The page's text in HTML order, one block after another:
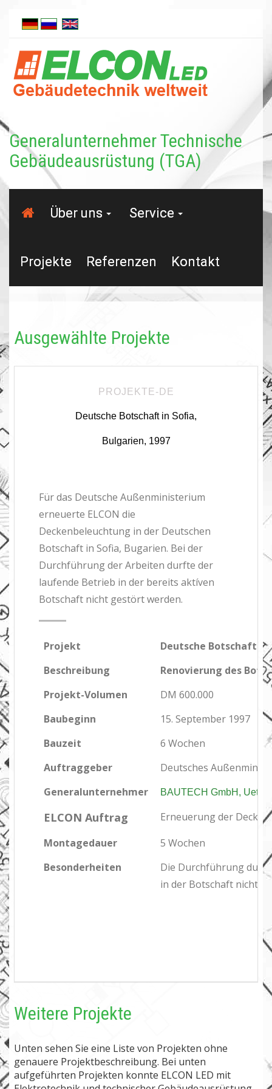
Generalunternehmer Tech­nische
Gebäudeausrüstung (TGA)
Über uns Service
Projekte Referenzen Kontakt
Ausgewählte Projekte
PROJEKTE-DE
Deutsche Botschaft in Sofia,
Bulgarien, 1997
Für das Deutsche Außenministerium
erneuerte ELCON die
Deckenbeleuchtung in der Deutschen
Botschaft in Sofia, Bugarien. Bei der
Durchführung der Arbeiten durfte der
laufende Betrieb in der bereits aktíven
Botschaft nicht gestört werden.
Projekt
Deutsche Botschaft in
Beschreibung
Renovierung des
Projekt-Volumen
DM 600.000
Baubeginn
15. September 1997
Bauzeit
6 Wochen
Auftraggeber
Deutsches
Generalunternehmer
BAUTECH GmbH, Uetze
ELCON Auftrag
Erneuerung der
Montagedauer
5 Wochen
Besonderheiten
Die Durchführung
in der Botschaft nicht
Weitere Projekte
Unten sehen Sie eine Liste von Projekten ohne
genauere Projektbeschreibung. Bei unten
aufgeführten Projekten konnte ELCON LED mit